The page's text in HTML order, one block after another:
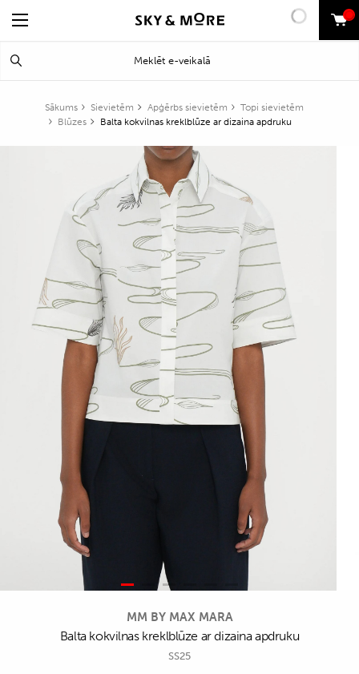
0
Sākums Sievietēm Apģērbs sievietēm
Topi sievietēm
Blūzes
Balta kokvilnas kreklblūze ar dizaina apdruku
MM BY MAX MARA
Balta kokvilnas kreklblūze ar dizaina apdruku
SS25